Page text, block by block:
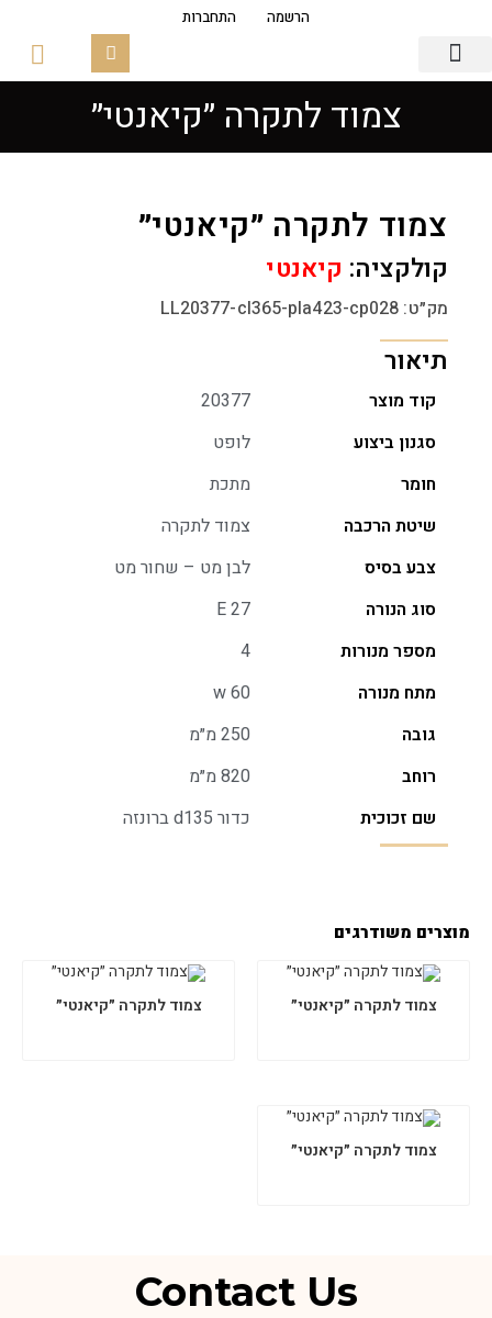
הרשמה התחברות
צמוד לתקרה ״קיאנטי״
צמוד לתקרה ״קיאנטי״
קולקציה: קיאנטי
מק״ט: LL20377-cl365-pla423-cp028
תיאור
קוד מוצר
20377
סגנון ביצוע
לופט
חומר
מתכת
שיטת הרכבה
צמוד לתקרה
צבע בסיס
לבן מט – שחור מט
סוג הנורה
E 27
מספר מנורות
4
מתח מנורה
w 60
גובה
250 מ״מ
רוחב
820 מ״מ
שם זכוכית
כדור d135 ברונזה
מוצרים משודרגים
צמוד לתקרה ״קיאנטי״ צמוד לתקרה ״קיאנטי״
צמוד לתקרה ״קיאנטי״
Contact Us